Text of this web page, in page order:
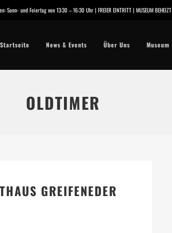
und Feiertag von 13:30 – 16:30 Uhr | FREIER EINTRITT | MUSEUM BEHEIZT
Startseite News & Events Über Uns Museum
OLDTIMER
GREIFENEDER